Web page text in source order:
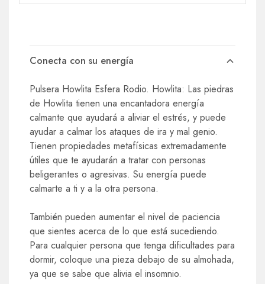
Conecta con su energía
Pulsera Howlita Esfera Rodio. Howlita: Las piedras
de Howlita tienen una encantadora energía
calmante que ayudará a aliviar el estrés, y puede
ayudar a calmar los ataques de ira y mal genio.
Tienen propiedades metafísicas extremadamente
útiles que te ayudarán a tratar con personas
beligerantes o agresivas. Su energía puede
calmarte a ti y a la otra persona.
También pueden aumentar el nivel de paciencia
que sientes acerca de lo que está sucediendo.
Para cualquier persona que tenga dificultades para
dormir, coloque una pieza debajo de su almohada,
ya que se sabe que alivia el insomnio.